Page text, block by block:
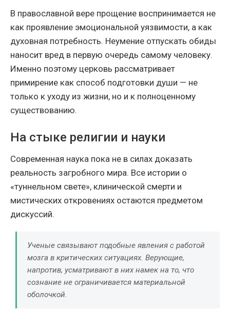
В православной вере прощение воспринимается не
как проявление эмоциональной уязвимости, а как
духовная потребность. Неумение отпускать обиды
наносит вред в первую очередь самому человеку.
Именно поэтому церковь рассматривает
примирение как способ подготовки души — не
только к уходу из жизни, но и к полноценному
существованию.
На стыке религии и науки
Современная наука пока не в силах доказать
реальность загробного мира. Все истории о
«туннельном свете», клинической смерти и
мистических откровениях остаются предметом
дискуссий.
Ученые связывают подобные явления с работой
мозга в критических ситуациях. Верующие,
напротив, усматривают в них намек на то, что
сознание не ограничивается материальной
оболочкой.